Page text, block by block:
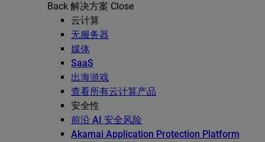
Back 解决方案 Close
云计算
无服务器
媒体
SaaS
出海游戏
查看所有云计算产品
安全性
前沿 AI 安全风险
Akamai Application Protection Platform